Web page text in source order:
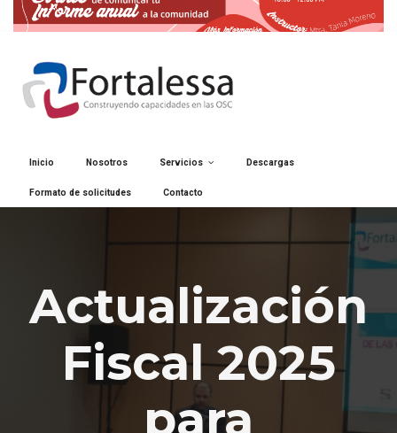
Inicio Nosotros Servicios Descargas
Formato de solicitudes Contacto
Actualización
Fiscal 2025
para